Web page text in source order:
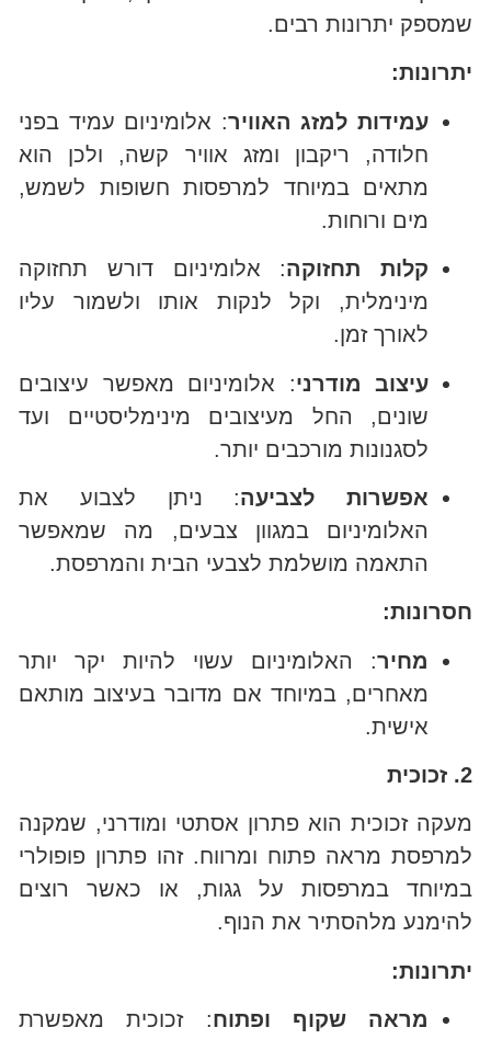
שמספק יתרונות רבים.
יתרונות:
עמידות למזג האוויר: אלומיניום עמיד בפני
חלודה, ריקבון ומזג אוויר קשה, ולכן הוא
מתאים במיוחד למרפסות חשופות לשמש,
מים ורוחות.
קלות תחזוקה: אלומיניום דורש תחזוקה
מינימלית, וקל לנקות אותו ולשמור עליו
לאורך זמן.
עיצוב מודרני: אלומיניום מאפשר עיצובים
שונים, החל מעיצובים מינימליסטיים ועד
לסגנונות מורכבים יותר.
אפשרות לצביעה: ניתן לצבוע את
האלומיניום במגוון צבעים, מה שמאפשר
התאמה מושלמת לצבעי הבית והמרפסת.
חסרונות:
מחיר: האלומיניום עשוי להיות יקר יותר
מאחרים, במיוחד אם מדובר בעיצוב מותאם
אישית.
2. זכוכית
מעקה זכוכית הוא פתרון אסתטי ומודרני, שמקנה
למרפסת מראה פתוח ומרווח. זהו פתרון פופולרי
במיוחד במרפסות על גגות, או כאשר רוצים
להימנע מלהסתיר את הנוף.
יתרונות:
מראה שקוף ופתוח: זכוכית מאפשרת